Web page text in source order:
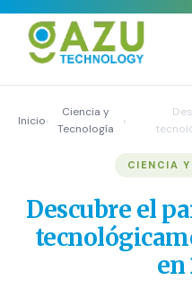
Email Marketing y SMS
Growth Youtube ↗
Inicio›
Ciencia y
Tecnología
›
CIENCIA
Descubre el
en